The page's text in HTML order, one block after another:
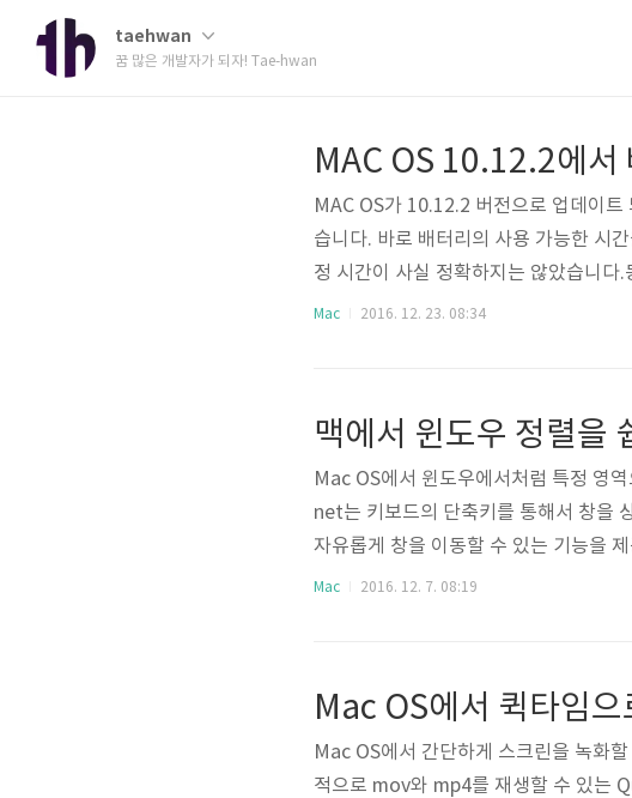
taehwan
꿈 많은 개발자가 되자! Tae-hwan
MAC OS 10.12.2에서
MAC OS가 10.12.2 버전으로 업데이
습니다. 바로 배터리의 사용 가능한 시
정 시간이 사실 정확하지는 않았습니다
더라도, 웹서핑만 할 경우 10시간 등의
다.
Mac 2016. 12. 23. 08:34
맥에서 윈도우 정렬을
Mac OS에서 윈도우에서처럼 특정 영
net는 키보드의 단축키를 통해서 창을
자유롭게 창을 이동할 수 있는 기능을
게 정리합니다. 다운로드 Apple
이 체크가 불가능한 ..
Mac 2016. 12. 7. 08:19
Mac OS에서 퀵타임으
Mac OS에서 간단하게 스크린을 녹화
적으로 mov와 mp4를 재생할 수 있는